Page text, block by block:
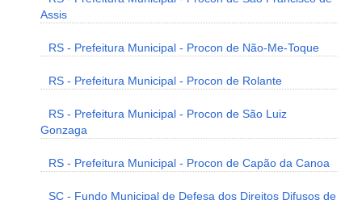
Assis
RS - Prefeitura Municipal - Procon de Não-Me-Toque
RS - Prefeitura Municipal - Procon de Rolante
RS - Prefeitura Municipal - Procon de São Luiz
Gonzaga
RS - Prefeitura Municipal - Procon de Capão da Canoa
SC - Fundo Municipal de Defesa dos Direitos Difusos de